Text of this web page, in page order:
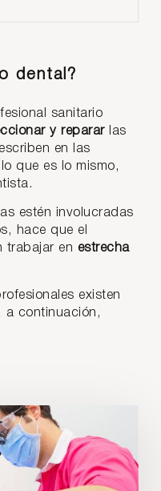
dental?
sanitario
y repararlas
en las
que es lo mismo,
estén involucradas
hace que el
trabajar en estrecha
existen
continuación,